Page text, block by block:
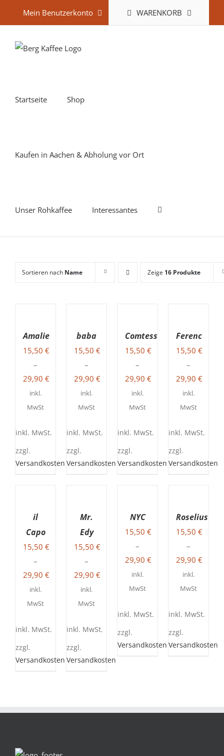
Mein Benutzerkonto WARENKORB
Startseite Shop
Kaufen in Aachen & Abholung vor Ort
Unser Rohkaffee Interessantes
Sortieren nach Name Zeige 16 Produkte
DIESES
PRODUKT
WEIST
AUF.
KÖNNEN
DER
GEWÄHLT
WERDEN
Amalie
15,50 €
–
29,90 €
inkl.
MwSt
inkl. MwSt.
zzgl.
Versandkosten
DIESES
PRODUKT
WEIST
AUF.
KÖNNEN
DER
GEWÄHLT
WERDEN
baba
15,50 €
–
29,90 €
inkl.
MwSt
inkl. MwSt.
zzgl.
Versandkosten
DIESES
PRODUKT
WEIST
AUF.
KÖNNEN
DER
GEWÄHLT
WERDEN
Comtess
15,50 €
–
29,90 €
inkl.
MwSt
inkl. MwSt.
zzgl.
Versandkosten
DIESES
PRODUKT
WEIST
AUF.
KÖNNEN
DER
GEWÄHLT
WERDEN
Ferenc
15,50 €
–
29,90 €
inkl.
MwSt
inkl. MwSt.
zzgl.
Versandkosten
DIESES
PRODUKT
WEIST
MEHRERE
VARIANTEN
DIE
KÖNNEN
AUF
GEWÄHLT
WERDEN
il
Capo
15,50 €
–
29,90 €
inkl.
MwSt
inkl. MwSt.
zzgl.
Versandkosten
DIESES
PRODUKT
WEIST
MEHRERE
VARIANTEN
DIE
KÖNNEN
AUF
GEWÄHLT
WERDEN
Mr.
Edy
15,50 €
–
29,90 €
inkl.
MwSt
inkl. MwSt.
zzgl.
Versandkosten
DIESES
PRODUKT
WEIST
AUF.
KÖNNEN
DER
GEWÄHLT
WERDEN
NYC
15,50 €
–
29,90 €
inkl.
MwSt
inkl. MwSt.
zzgl.
Versandkosten
DIESES
PRODUKT
WEIST
AUF.
KÖNNEN
DER
GEWÄHLT
WERDEN
Roselius
15,50 €
–
29,90 €
inkl.
MwSt
inkl. MwSt.
zzgl.
Versandkosten